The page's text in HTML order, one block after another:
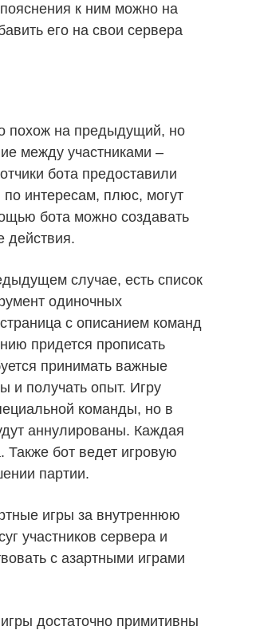
к ним можно на
его на свои сервера
похож на предыдущий, но
между участниками –
бота предоставили
интересам, плюс, могут
бота можно создавать
действия.
случае, есть список
одиночных
с описанием команд
придется прописать
принимать важные
и получать опыт. Игру
команды, но в
аннулированы. Каждая
Также бот ведет игровую
партии.
игры за внутреннюю
участников сервера и
с азартными играми
достаточно примитивны